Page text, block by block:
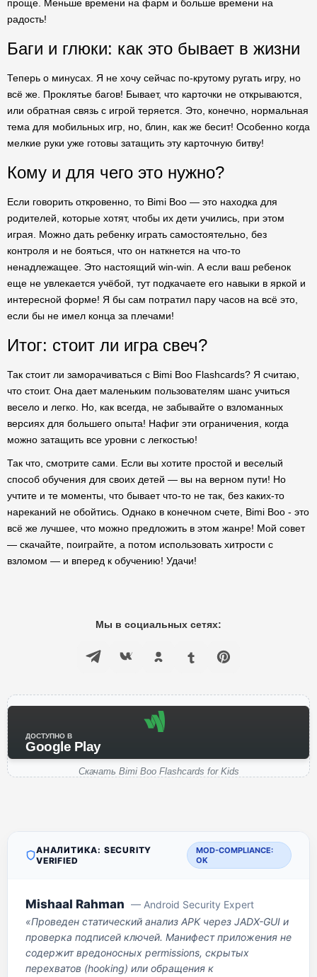
проще. Меньше времени на фарм и больше времени на
радость!
Баги и глюки: как это бывает в жизни
Теперь о минусах. Я не хочу сейчас по-крутому ругать игру, но
всё же. Проклятье багов! Бывает, что карточки не открываются,
или обратная связь с игрой теряется. Это, конечно, нормальная
тема для мобильных игр, но, блин, как же бесит! Особенно когда
мелкие руки уже готовы затащить эту карточную битву!
Кому и для чего это нужно?
Если говорить откровенно, то Bimi Boo — это находка для
родителей, которые хотят, чтобы их дети учились, при этом
играя. Можно дать ребенку играть самостоятельно, без
контроля и не бояться, что он наткнется на что-то
ненадлежащее. Это настоящий win-win. А если ваш ребенок
еще не увлекается учёбой, тут подкачаете его навыки в яркой и
интересной форме! Я бы сам потратил пару часов на всё это,
если бы не имел конца за плечами!
Итог: стоит ли игра свеч?
Так стоит ли заморачиваться с Bimi Boo Flashcards? Я считаю,
что стоит. Она дает маленьким пользователям шанс учиться
весело и легко. Но, как всегда, не забывайте о взломанных
версиях для большего опыта! Нафиг эти ограничения, когда
можно затащить все уровни с легкостью!
Так что, смотрите сами. Если вы хотите простой и веселый
способ обучения для своих детей — вы на верном пути! Но
учтите и те моменты, что бывает что-то не так, без каких-то
нареканий не обойтись. Однако в конечном счете, Bimi Boo - это
всё же лучшее, что можно предложить в этом жанре! Мой совет
— скачайте, поиграйте, а потом использовать хитрости с
взломом — и вперед к обучению! Удачи!
Мы в социальных сетях:
ДОСТУПНО В
Google Play
Скачать Bimi Boo Flashcards for Kids
АНАЛИТИКА: SECURITY
VERIFIED
MOD-COMPLIANCE:
OK
Mishaal Rahman — Android Security Expert
«Проведен статический анализ APK через JADX-GUI и
проверка подписей ключей. Манифест приложения не
содержит вредоносных permissions, скрытых
перехватов (hooking) или обращения к